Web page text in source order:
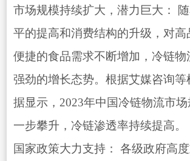
市场规模持续扩大，潜力巨大：
平的提高和消费结构的升级，对高
便捷的食品需求不断增加，冷链物
强劲的增长态势。根据艾媒咨询等
据显示，2023年中国冷链物流市
一步攀升，冷链渗透率持续提高。
国家政策大力支持： 各级政府高